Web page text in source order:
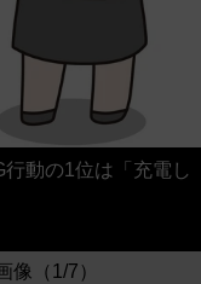
動の1位は「充電し
像（1/7）